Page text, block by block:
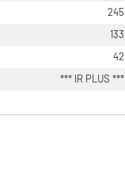
245
133
42
*** IR PLUS ***